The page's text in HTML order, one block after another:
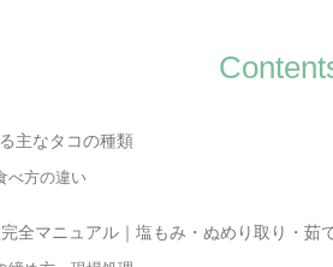
主なタコの種類
べ方の違い
全マニュアル｜塩もみ・ぬめり取り・茹